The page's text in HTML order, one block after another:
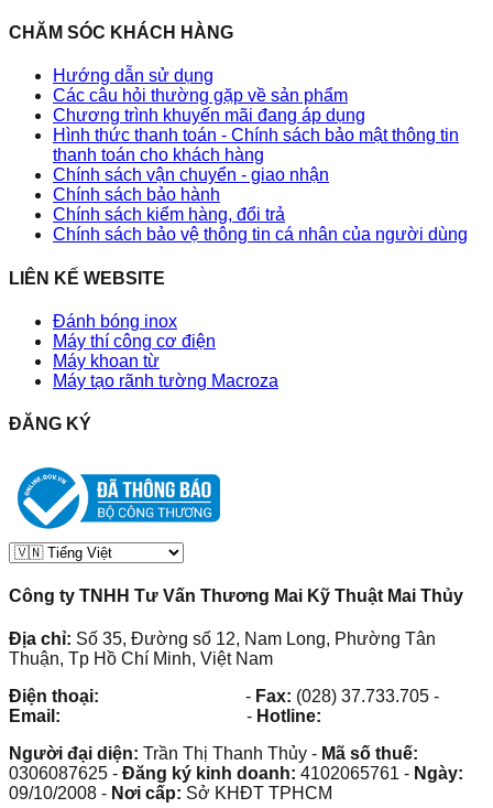
CHĂM SÓC KHÁCH HÀNG
Hướng dẫn sử dụng
Các câu hỏi thường gặp về sản phẩm
Chương trình khuyến mãi đang áp dụng
Hình thức thanh toán - Chính sách bảo mật thông tin
thanh toán cho khách hàng
Chính sách vận chuyển - giao nhận
Chính sách bảo hành
Chính sách kiểm hàng, đổi trả
Chính sách bảo vệ thông tin cá nhân của người dùng
LIÊN KẾ WEBSITE
Đánh bóng inox
Máy thí công cơ điện
Máy khoan từ
Máy tạo rãnh tường Macroza
ĐĂNG KÝ
Công ty TNHH Tư Vấn Thương Mai Kỹ Thuật Mai Thủy
Địa chỉ: Số 35, Đường số 12, Nam Long, Phường Tân
Thuận, Tp Hồ Chí Minh, Việt Nam
Điện thoại:
- Fax: (028) 37.733.705 -
Email:
- Hotline:
Người đại diện: Trần Thị Thanh Thủy - Mã số thuế:
0306087625 - Đăng ký kinh doanh: 4102065761 - Ngày:
09/10/2008 - Nơi cấp: Sở KHĐT TPHCM